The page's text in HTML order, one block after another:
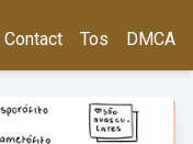
Contact Tos DMCA